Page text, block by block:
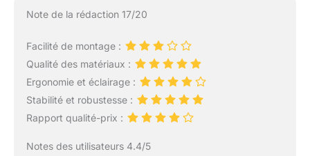
Note de la rédaction 17/20
Facilité de montage :
Qualité des matériaux :
Ergonomie et éclairage :
Stabilité et robustesse :
Rapport qualité-prix :
Notes des utilisateurs 4.4/5